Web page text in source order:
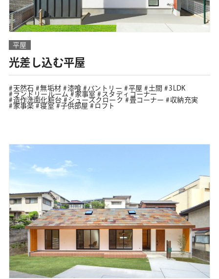
平屋
光差し込む平屋
天然石 無垢材 漆喰 パントリー 平屋 土間
3LDK
ランドリールーム
家事室
スタディコーナー
造作洗面化粧台
シューズクローク 畳コーナー
収納充実
家事楽
寝室 子供部屋 ロフト